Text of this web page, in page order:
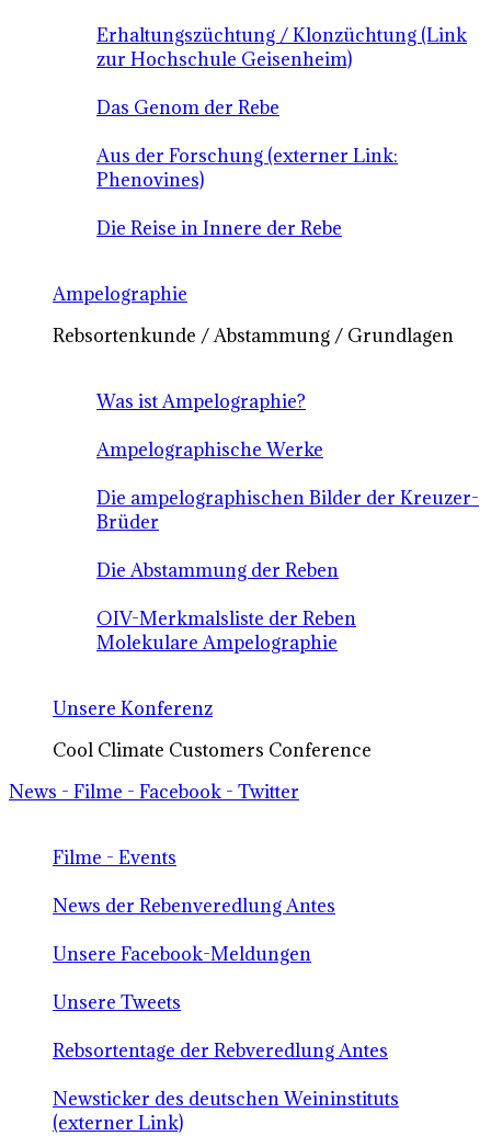
Erhaltungszüchtung / Klonzüchtung (Link
zur Hochschule Geisenheim)
Das Genom der Rebe
Aus der Forschung (externer Link:
Phenovines)
Die Reise in Innere der Rebe
Ampelographie
Rebsortenkunde / Abstammung / Grundlagen
Was ist Ampelographie?
Ampelographische Werke
Die ampelographischen Bilder der Kreuzer-
Brüder
Die Abstammung der Reben
OIV-Merkmalsliste der Reben
Molekulare Ampelographie
Unsere Konferenz
Cool Climate Customers Conference
News - Filme - Facebook - Twitter
Filme - Events
News der Rebenveredlung Antes
Unsere Facebook-Meldungen
Unsere Tweets
Rebsortentage der Rebveredlung Antes
Newsticker des deutschen Weininstituts
(externer Link)